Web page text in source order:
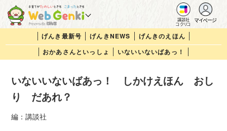
講談社
コクリコ
マイページ
げんき最新号 げんきNEWS
げんきのえほん
おかあさんといっしょ
いないいないばあっ！
いないいないばあっ！ しかけえほん おし
り だあれ？
編：講談社